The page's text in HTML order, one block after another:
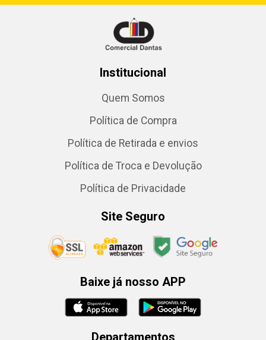
Institucional
Quem Somos
Política de Compra
Política de Retirada e envios
Política de Troca e Devolução
Política de Privacidade
Site Seguro
Baixe já nosso APP